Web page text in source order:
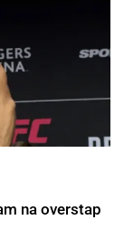
na overstap